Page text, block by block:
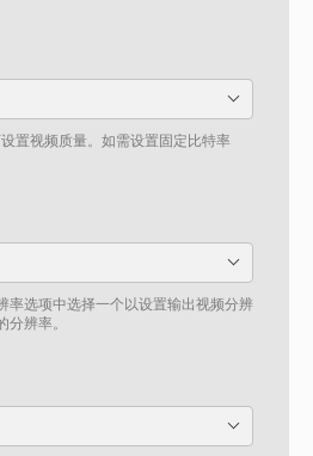
置视频质量。如需设置固定比特率
率选项中选择一个以设置输出视频分辨
辨率。